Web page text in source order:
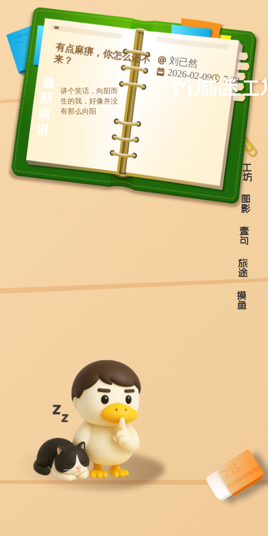
讲个笑话，向阳而
生的我，好像并没
有那么向阳
工
坊
图
影
壹
句
旅
途
摸
鱼
有
点
麻
痹
，
你
怎
么
还
不来
？ 刘已然
2026-02-09 7:28